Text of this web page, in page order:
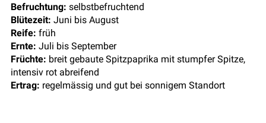
Befruchtung: selbstbefruchtend
Blütezeit: Juni bis August
Reife: früh
Ernte: Juli bis September
Früchte: breit gebaute Spitzpaprika mit stumpfer Spitze,
intensiv rot abreifend
Ertrag: regelmässig und gut bei sonnigem Standort